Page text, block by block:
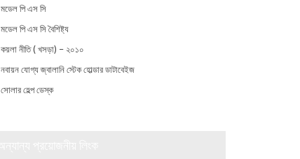
মডেল পি এস সি
মডেল পি এস সি বৈশিষ্ট্য
কয়লা নীতি ( খসড়া) – ২০১০
নবায়ন যোগ্য জ্বালানি স্টেক হোল্ডার ডাটাবেইজ
সোলার হেল্প ডেস্ক